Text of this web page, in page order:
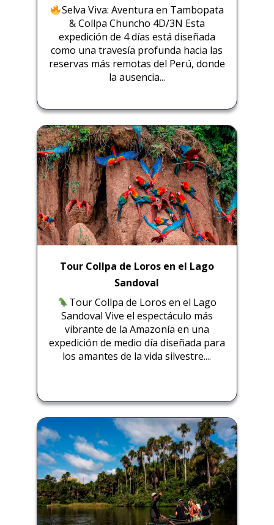
Selva Viva: Aventura en Tambopata
& Collpa Chuncho 4D/3N Esta
expedición de 4 días está diseñada
como una travesía profunda hacia las
reservas más remotas del Perú, donde
la ausencia...
Tour Collpa de Loros en el Lago
Sandoval
Tour Collpa de Loros en el Lago
Sandoval Vive el espectáculo más
vibrante de la Amazonía en una
expedición de medio día diseñada para
los amantes de la vida silvestre....